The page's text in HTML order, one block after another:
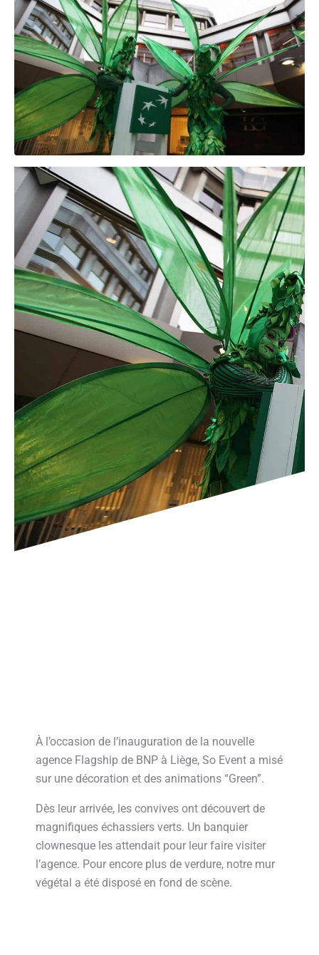
À l’occasion de l’inauguration de la nouvelle
agence Flagship de BNP à Liège, So Event a misé
sur une décoration et des animations “Green”.
Dès leur arrivée, les convives ont découvert de
magnifiques échassiers verts. Un banquier
clownesque les attendait pour leur faire visiter
l’agence. Pour encore plus de verdure, notre mur
végétal a été disposé en fond de scène.